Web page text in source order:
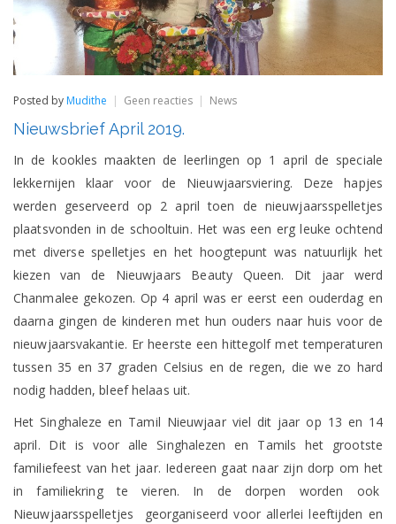
Posted by Mudithe Geen reactiesop News
Nieuwsbrief April 2019.
In de kookles maakten de leerlingen op 1 april de speciale
lekkernijen klaar voor de Nieuwjaarsviering. Deze hapjes
werden geserveerd op 2 april toen de nieuwjaarsspelletjes
plaatsvonden in de schooltuin. Het was een erg leuke ochtend
met diverse spelletjes en het hoogtepunt was natuurlijk het
kiezen van de Nieuwjaars Beauty Queen. Dit jaar werd
Chanmalee gekozen. Op 4 april was er eerst een ouderdag en
daarna gingen de kinderen met hun ouders naar huis voor de
nieuwjaarsvakantie. Er heerste een hittegolf met temperaturen
tussen 35 en 37 graden Celsius en de regen, die we zo hard
nodig hadden, bleef helaas uit.
Het Singhaleze en Tamil Nieuwjaar viel dit jaar op 13 en 14
april. Dit is voor alle Singhalezen en Tamils het grootste
familiefeest van het jaar. Iedereen gaat naar zijn dorp om het
in familiekring te vieren. In de dorpen worden ook
Nieuwjaarsspelletjes georganiseerd voor allerlei leeftijden en